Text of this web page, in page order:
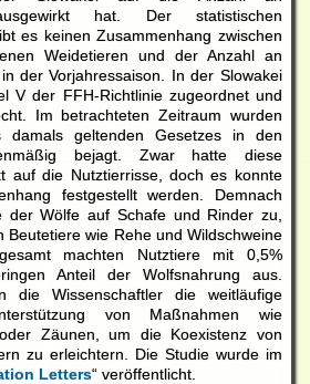
hat. Der statistischen
es keinen Zusammenhang zwischen
Weidetieren und der Anzahl an
der Vorjahressaison. In der Slowakei
V der FFH-Richtlinie zugeordnet und
Im betrachteten Zeitraum wurden
damals geltenden Gesetzes in den
bejagt. Zwar hatte diese
auf die Nutztierrisse, doch es konnte
festgestellt werden. Demnach
der Wölfe auf Schafe und Rinder zu,
Beutetiere wie Rehe und Wildschweine
machten Nutztiere mit 0,5%
Anteil der Wolfsnahrung aus.
die Wissenschaftler die weitläufige
von Maßnahmen wie
Zäunen, um die Koexistenz von
zu erleichtern. Die Studie wurde im
Letters“ veröffentlicht.